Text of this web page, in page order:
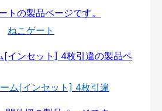
ねこゲート
ム[インセット] 4枚引違